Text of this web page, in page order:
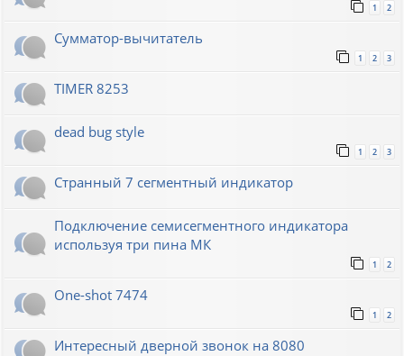
1 2
Сумматор-вычитатель
1 2 3
TIMER 8253
dead bug style
1 2 3
Странный 7 сегментный индикатор
Подключение семисегментного индикатора
используя три пина МК
1 2
One-shot 7474
1 2
Интересный дверной звонок на 8080